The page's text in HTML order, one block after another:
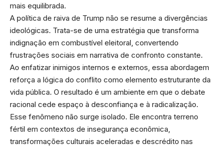
mais equilibrada.
A política de raiva de Trump não se resume a divergências
ideológicas. Trata-se de uma estratégia que transforma
indignação em combustível eleitoral, convertendo
frustrações sociais em narrativa de confronto constante.
Ao enfatizar inimigos internos e externos, essa abordagem
reforça a lógica do conflito como elemento estruturante da
vida pública. O resultado é um ambiente em que o debate
racional cede espaço à desconfiança e à radicalização.
Esse fenômeno não surge isolado. Ele encontra terreno
fértil em contextos de insegurança econômica,
transformações culturais aceleradas e descrédito nas